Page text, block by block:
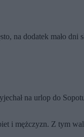
na dodatek mało
na urlop do
i mężczyzn. Z tym